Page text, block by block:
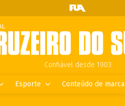
Confiável desde 1903.
Esporte Conteúdo de marca